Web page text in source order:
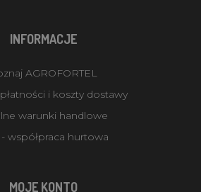
INFORMACJE
AGROFORTEL
i koszty dostawy
warunki handlowe
współpraca hurtowa
MOJE KONTO